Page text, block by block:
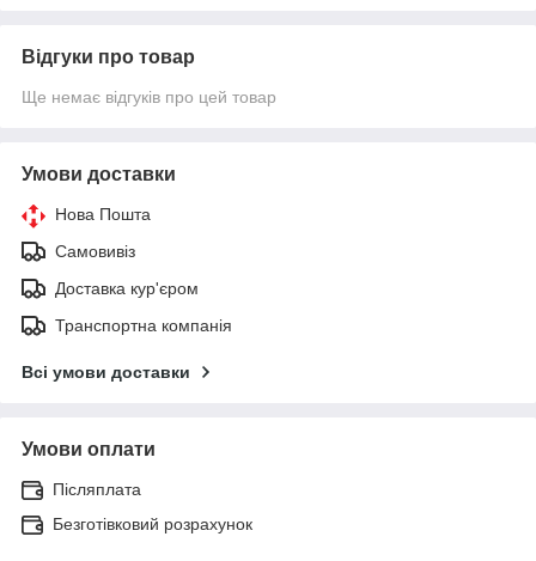
Відгуки про товар
Ще немає відгуків про цей товар
Умови доставки
Нова Пошта
Самовивіз
Доставка кур'єром
Транспортна компанія
Всі умови доставки
Умови оплати
Післяплата
Безготівковий розрахунок